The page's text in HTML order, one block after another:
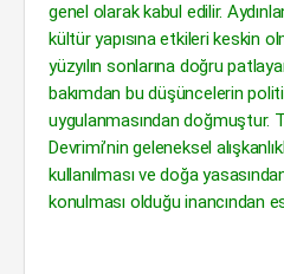
genel olarak kabul edilir.
kültür yapısına etkileri keskin
yüzyılın sonlarına doğru
bakımdan bu düşüncelerin
uygulanmasından doğmuştur.
Devrimi’nin geleneksel
kullanılması ve doğa
konulması olduğu inancından